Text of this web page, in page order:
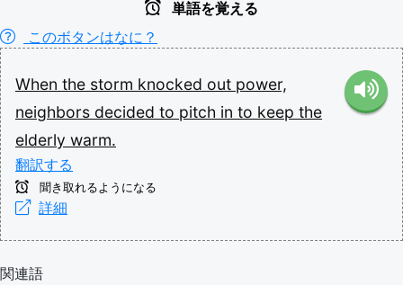
単語を覚える
このボタンはなに？
When the storm knocked out power,
neighbors decided to pitch in to keep the
elderly warm.
翻訳する
聞き取れるようになる
詳細
関連語